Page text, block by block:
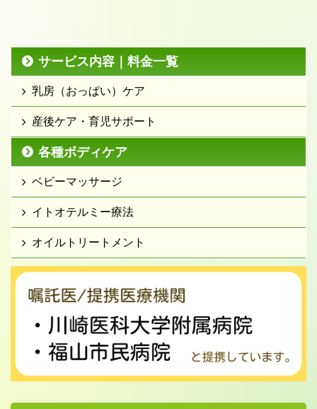
サービス内容｜料金一覧
乳房（おっぱい）ケア
産後ケア・育児サポート
各種ボディケア
ベビーマッサージ
イトオテルミー療法
オイルトリートメント